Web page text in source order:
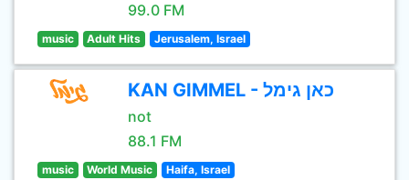
99.0 FM
music Adult Hits Jerusalem, Israel
KAN GIMMEL - כאן גימל
not
88.1 FM
music World Music Haifa, Israel